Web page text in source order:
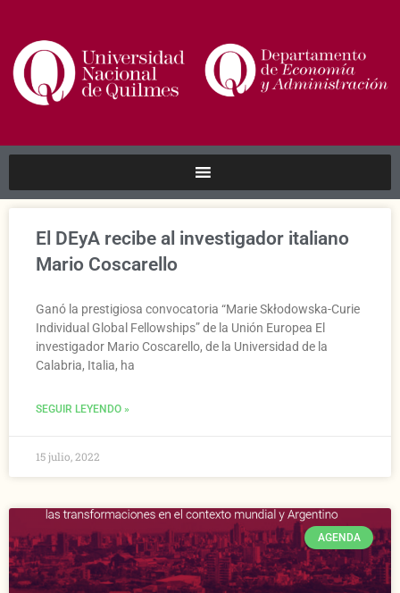
El DEyA recibe al investigador italiano
Mario Coscarello
Ganó la prestigiosa convocatoria “Marie Skłodowska-Curie
Individual Global Fellowships” de la Unión Europea El
investigador Mario Coscarello, de la Universidad de la
Calabria, Italia, ha
SEGUIR LEYENDO »
15 julio, 2022
AGENDA